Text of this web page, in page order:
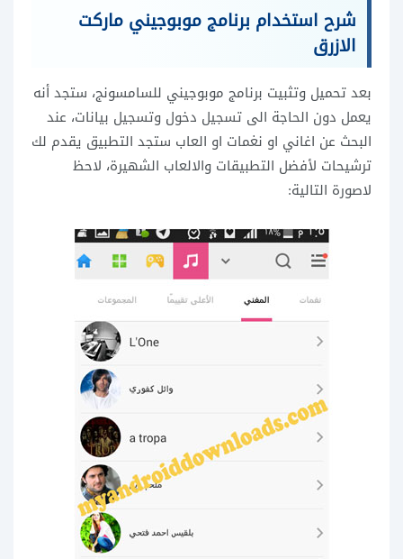
شرح استخدام برنامج موبوجيني ماركت
الازرق
بعد تحميل وتثبيت برنامج موبوجيني للسامسونج، ستجد أنه
يعمل دون الحاجة الى تسجيل دخول وتسجيل بيانات، عند
البحث عن اغاني او نغمات او العاب ستجد التطبيق يقدم لك
ترشيحات لأفضل التطبيقات والالعاب الشهيرة، لاحظ
لاصورة التالية: